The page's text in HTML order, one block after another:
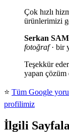
Çok hızlı
ürünlerimizi
Serkan
fotoğraf· bir
Teşekkür
yapan çözüm
⭐ Tüm Google
profilimiz
İlgili